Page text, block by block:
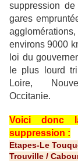
suppression
gares
environs 9000
loi du
le plus lourd
Loire,
Occitanie.
Voici donc
suppression :
Etapes-Le
Trouville /